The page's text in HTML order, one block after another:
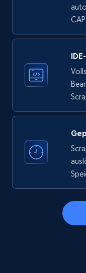
ID, Name,
Employees in
business
verified, and more.
Instagram -